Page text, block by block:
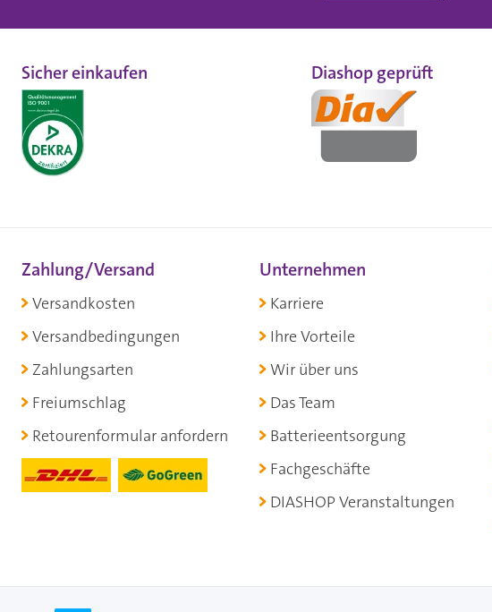
Sicher einkaufen Diashop geprüft
Zahlung/Versand
Versandkosten
Versandbedingungen
Zahlungsarten
Freiumschlag
Retourenformular anfordern
Unternehmen
Karriere
Ihre Vorteile
Wir über uns
Das Team
Batterieentsorgung
Fachgeschäfte
DIASHOP Veranstaltungen